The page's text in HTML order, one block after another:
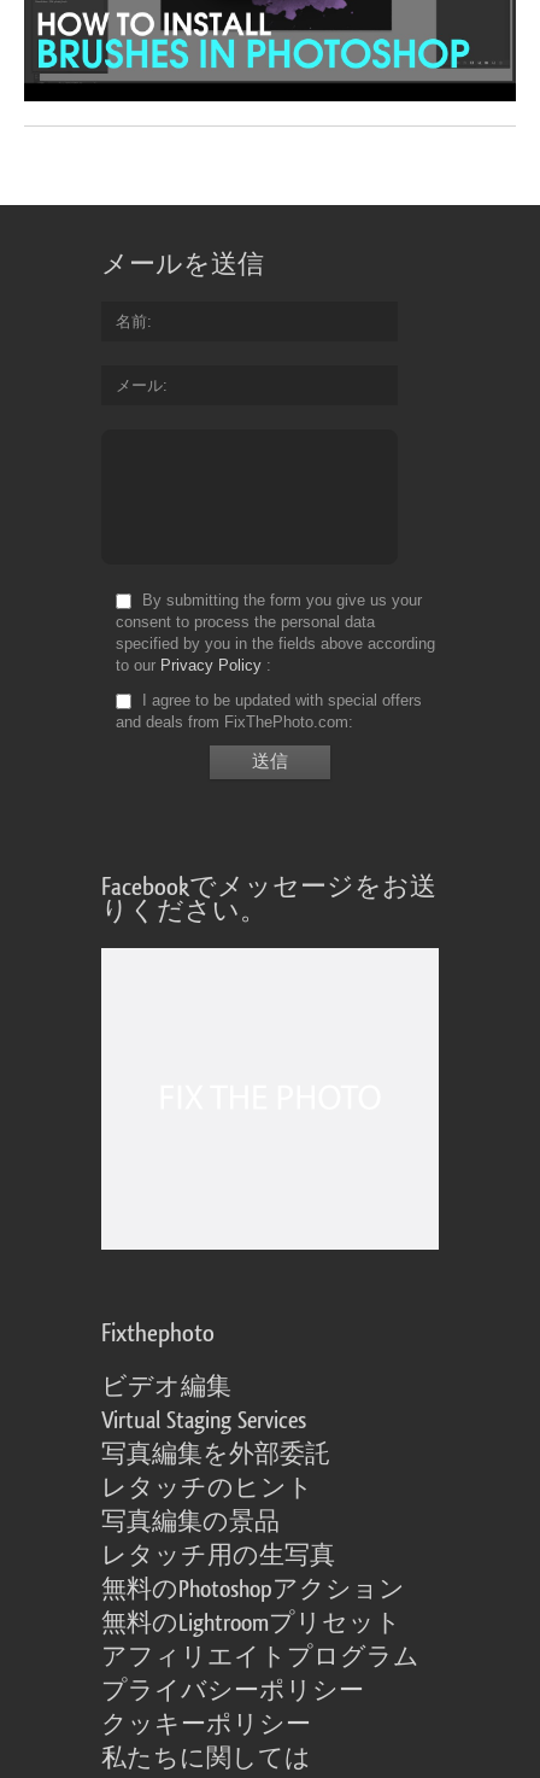
メールを送信
名前
メール
By submitting the form you give us your
consent to process the personal data
specified by you in the fields above according
to our Privacy Policy
I agree to be updated with special offers
and deals from FixThePhoto.com
Facebookでメッセージをお送
りください。
Fixthephoto
ビデオ編集
Virtual Staging Services
写真編集を外部委託
レタッチのヒント
写真編集の景品
レタッチ用の生写真
無料のPhotoshopアクション
無料のLightroomプリセット
アフィリエイトプログラム
プライバシーポリシー
クッキーポリシー
私たちに関しては